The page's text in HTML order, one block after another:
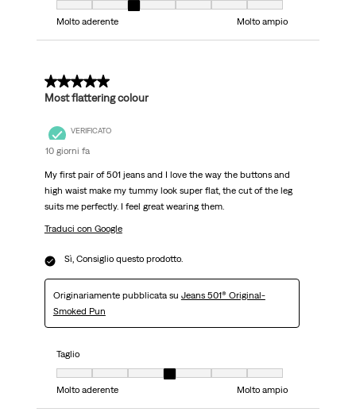
Taglio, 3 su 7, dove 1 è uguale a Molto aderente e 7 è uguale a Molto
Molto aderente
Molto ampio
5 su 5 stelle.
Most flattering colour
VERIFICATO
10 giorni fa
My first pair of 501 jeans and I love the way the buttons and
high waist make my tummy look super flat, the cut of the leg
suits me perfectly. I feel great wearing them.
Traduci con Google
Sì, Consiglio questo prodotto.
Originariamente pubblicata su Jeans 501® Original-
Smoked Pun
Taglio
Taglio, 4 su 7, dove 1 è uguale a Molto aderente e 7 è uguale a Molto
Molto aderente
Molto ampio